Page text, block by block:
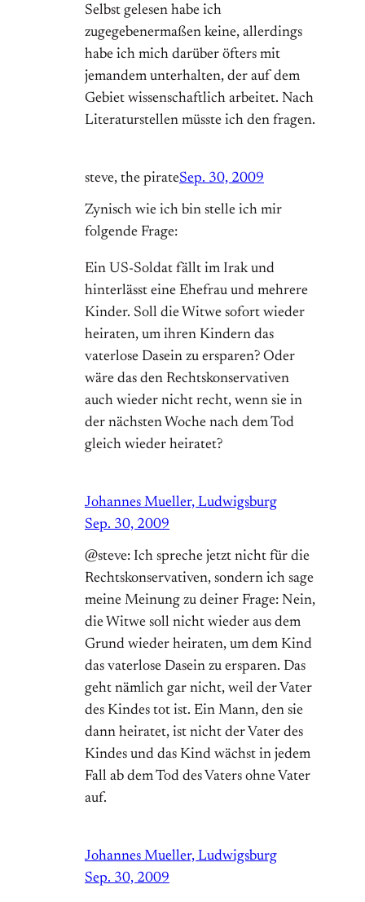
Selbst gelesen habe ich
zugegebenermaßen keine, allerdings
habe ich mich darüber öfters mit
jemandem unterhalten, der auf dem
Gebiet wissenschaftlich arbeitet. Nach
Literaturstellen müsste ich den fragen.
steve, the pirateSep. 30, 2009
Zynisch wie ich bin stelle ich mir
folgende Frage:
Ein US-Soldat fällt im Irak und
hinterlässt eine Ehefrau und mehrere
Kinder. Soll die Witwe sofort wieder
heiraten, um ihren Kindern das
vaterlose Dasein zu ersparen? Oder
wäre das den Rechtskonservativen
auch wieder nicht recht, wenn sie in
der nächsten Woche nach dem Tod
gleich wieder heiratet?
Johannes Mueller, Ludwigsburg
Sep. 30, 2009
@steve: Ich spreche jetzt nicht für die
Rechtskonservativen, sondern ich sage
meine Meinung zu deiner Frage: Nein,
die Witwe soll nicht wieder aus dem
Grund wieder heiraten, um dem Kind
das vaterlose Dasein zu ersparen. Das
geht nämlich gar nicht, weil der Vater
des Kindes tot ist. Ein Mann, den sie
dann heiratet, ist nicht der Vater des
Kindes und das Kind wächst in jedem
Fall ab dem Tod des Vaters ohne Vater
auf.
Johannes Mueller, Ludwigsburg
Sep. 30, 2009